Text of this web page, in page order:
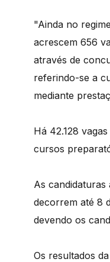
"Ainda no
acrescem 656
através de
referindo-se a
mediante
Há 42.128
cursos
As
decorrem até 8
devendo os
Os resultados